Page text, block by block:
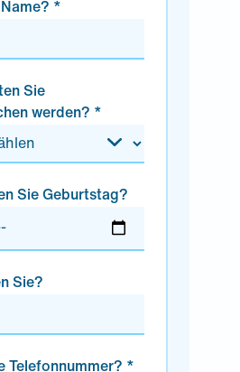
*
Sie
werden? *
Sie Geburtstag?
Sie?
Telefonnummer? *